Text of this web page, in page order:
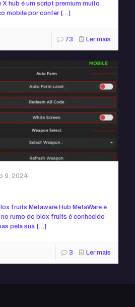
hub é um script premium muito
mobile por conter[…]
73 Ler mais
9, 2024
fruits Metaware Hub MetaWare é
rumo do blox fruits é conhecido
pela sua […]
3 Ler mais